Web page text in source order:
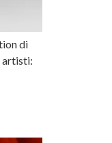
di
artisti: